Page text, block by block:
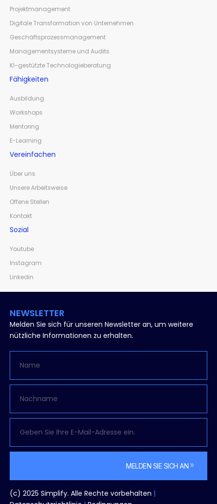
Projektmanagement
Digitale Transformation von Unternehmen
Geschäftsprozessmanagement
Managementsysteme und Audits
KI-gestützte Technologieberatung
Fähigkeiten
Ausbildung
Workshops
Mentoring
E-Learning
Vereinfachen
Über uns
Unsere Arbeitsweise
Offene Stellen
Kontakt
Sozial
Youtube
Instagram
Linkedin
NEWSLETTER
Melden Sie sich für unseren Newsletter an, um weitere
nützliche Informationen zu erhalten.
MELDEN SIE SICH AN
(c) 2025 Simplify. Alle Rechte vorbehalten |